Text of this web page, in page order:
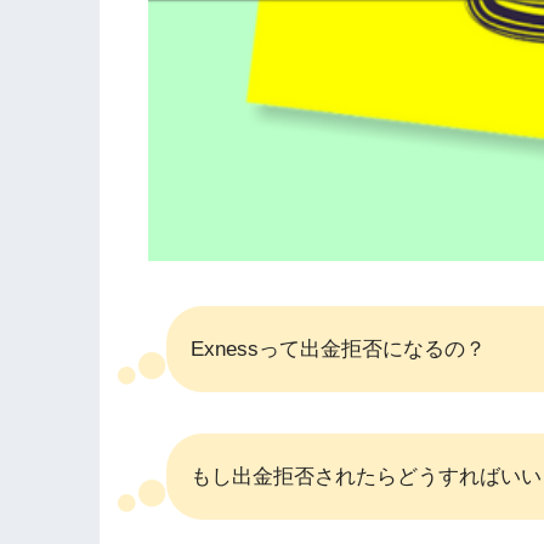
Exnessって出金拒否になるの？
もし出金拒否されたらどうすればい